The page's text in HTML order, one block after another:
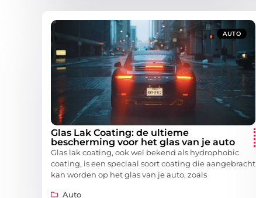
AUTO
Glas Lak Coating: de ultieme
bescherming voor het glas van je auto
Glas lak coating, ook wel bekend als hydrophobic
coating, is een speciaal soort coating die aangebracht
kan worden op het glas van je auto, zoals
Auto